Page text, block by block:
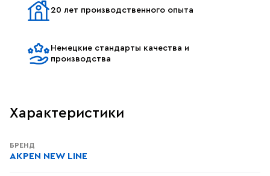
20 лет производственного опыта
Немецкие стандарты качества и
производства
Характеристики
БРЕНД
AKPEN NEW LINE